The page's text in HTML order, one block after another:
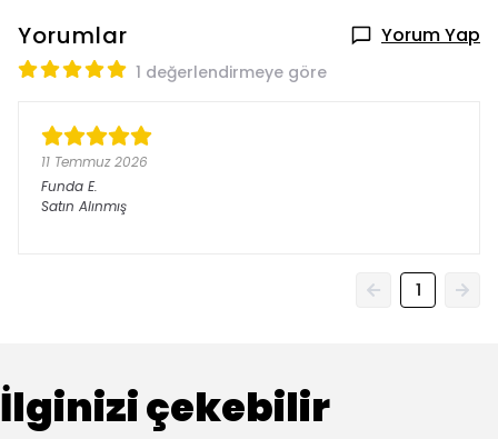
Yorumlar Yorum Yap
1 değerlendirmeye göre
11 Temmuz 2026
Funda E.
Satın Alınmış
1
İlginizi çekebilir